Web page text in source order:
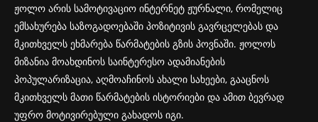
ჟოლო არის სამოტივაციო ინტერნეტ ჟურნალი, რომელიც
ემსახურება საზოგადოებაში პოზიტივის გავრცელებას და
მკითხველს ეხმარება წარმატების გზის პოვნაში. ჟოლოს
მიზანია მოახდინოს საინტერესო ადამიანების
პოპულარიზაცია, აღმოაჩინოს ახალი სახეები, გააცნოს
მკითხველს მათი წარმატების ისტორიები და ამით ბევრად
უფრო მოტივირებული გახადოს იგი.